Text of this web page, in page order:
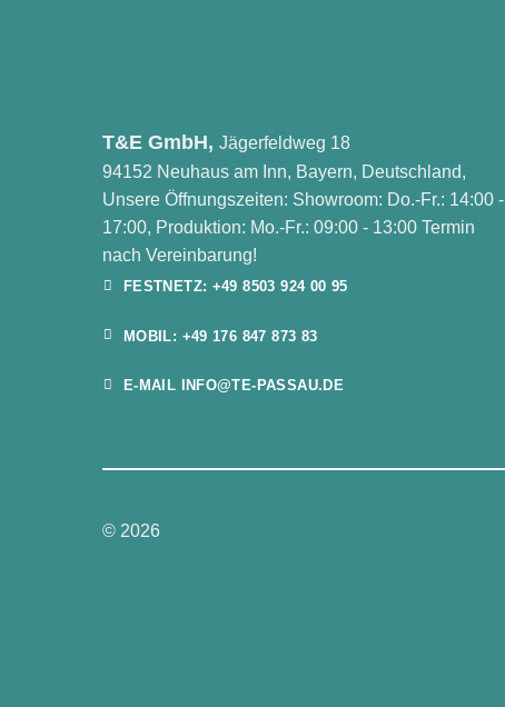
T&E GmbH, Jägerfeldweg 18
94152 Neuhaus am Inn, Bayern, Deutschland,
Unsere Öffnungszeiten: Showroom: Do.-Fr.: 14:00 -
17:00, Produktion: Mo.-Fr.: 09:00 - 13:00 Termin
nach Vereinbarung!
FESTNETZ: +49 8503 924 00 95
MOBIL: +49 176 847 873 83
E-MAIL INFO@TE-PASSAU.DE
© 2026